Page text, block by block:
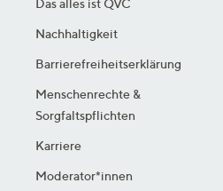
Nachhaltigkeit
Barrierefreiheitserklärung
Menschenrechte &
Sorgfaltspflichten
Karriere
Moderator*innen